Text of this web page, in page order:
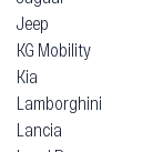
Jeep
KG Mobility
Kia
Lamborghini
Lancia